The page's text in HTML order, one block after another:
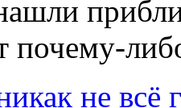
почему-
не всё